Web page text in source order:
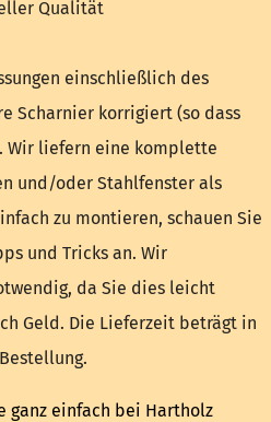
Qualität
einschließlich des
Scharnier korrigiert (so dass
Wir liefern eine komplette
und/oder Stahlfenster als
zu montieren, schauen Sie
und Tricks an. Wir
da Sie dies leicht
Geld. Die Lieferzeit beträgt in
ganz einfach bei Hartholz